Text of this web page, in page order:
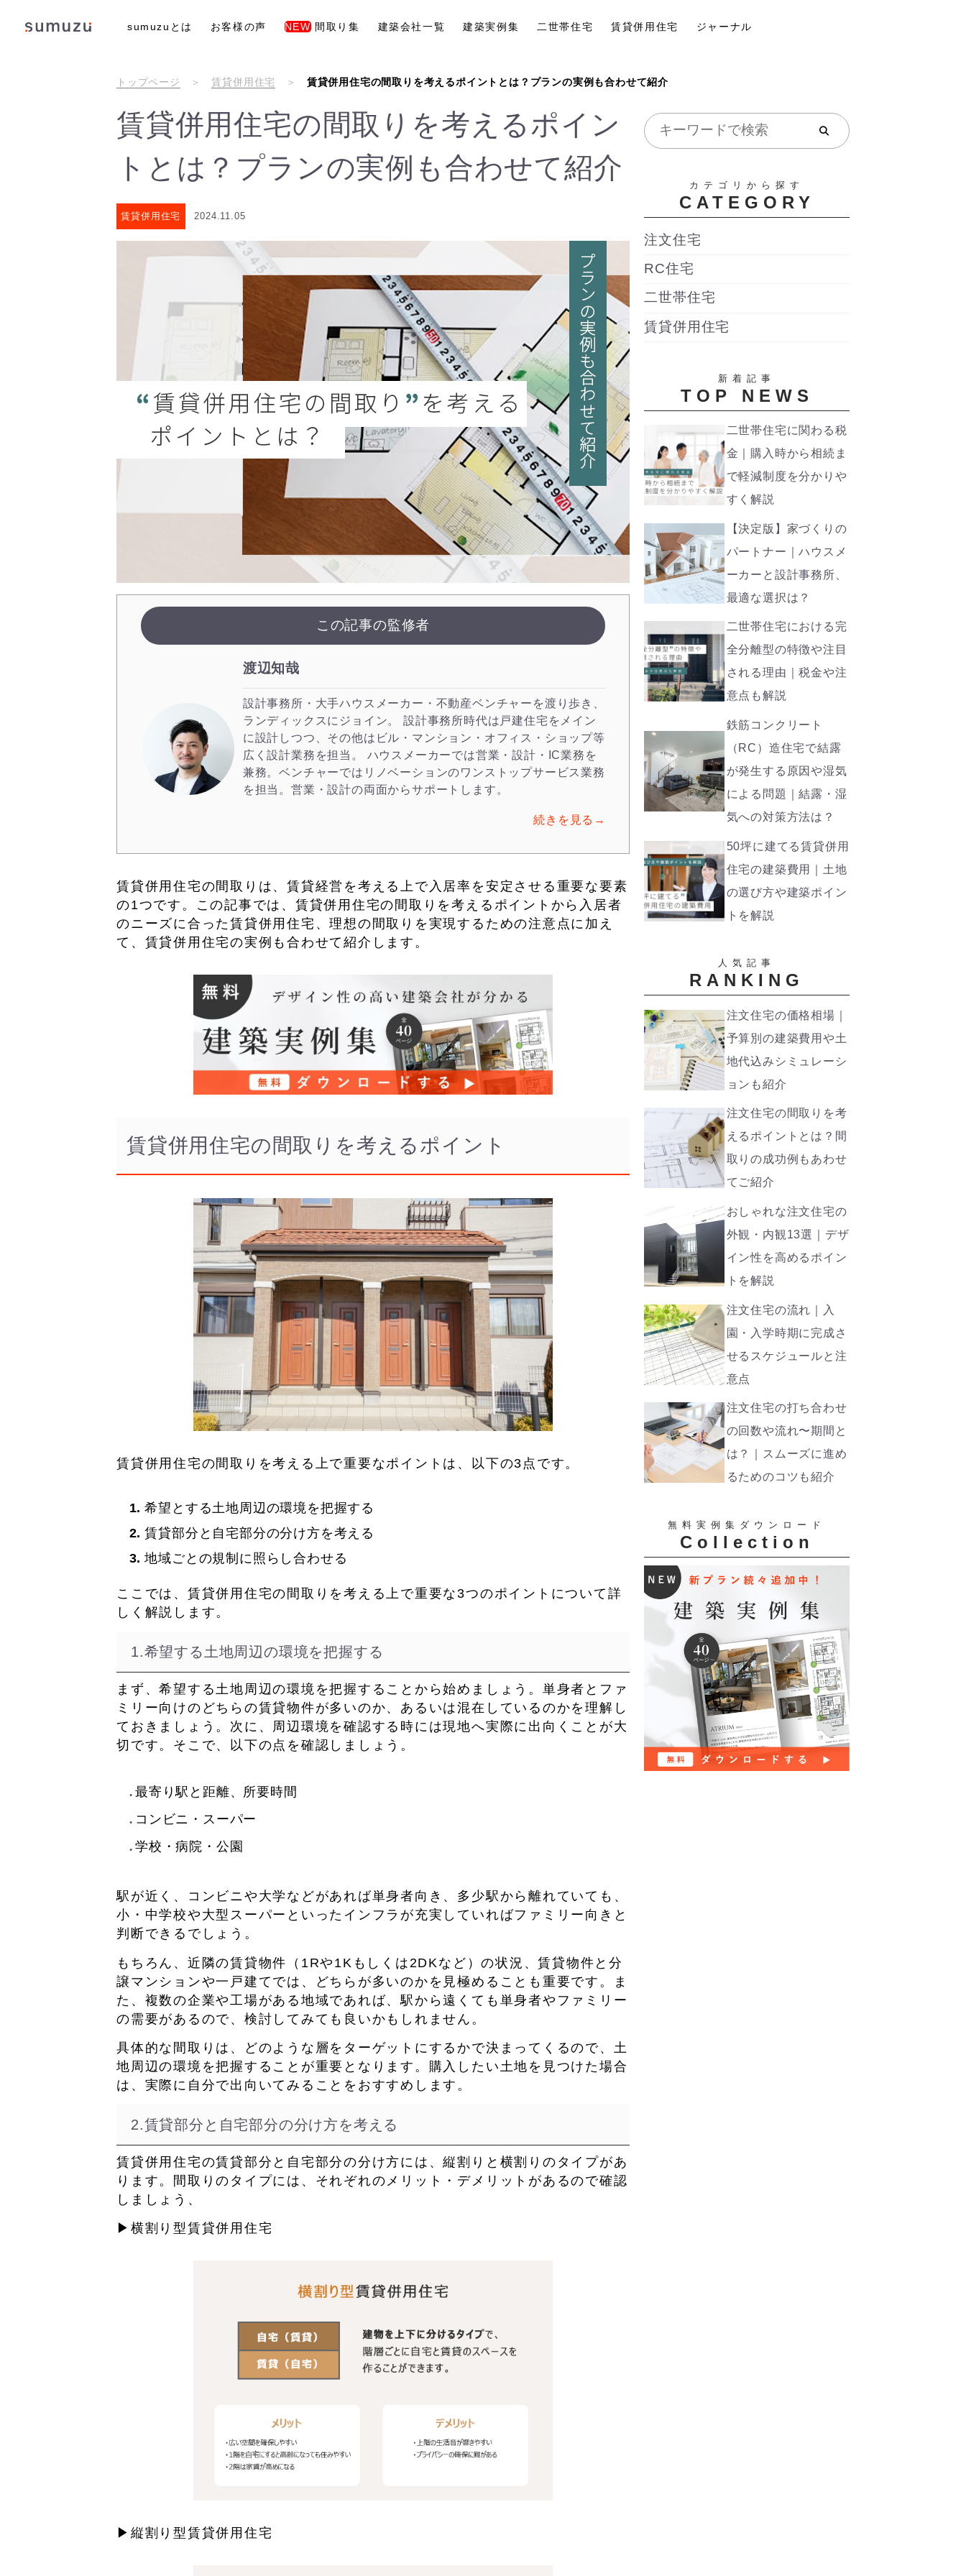
sumuzuとは お客様の声 NEW間取り集 建築会社一覧 建築実例集 二世帯住宅 賃貸併用住宅 ジャーナル
トップページ 賃貸併用住宅 賃貸併用住宅の間取りを考えるポイントとは？プランの実例も合わせて紹介
賃貸併用住宅の間取りを考えるポイン
トとは？プランの実例も合わせて紹介
賃貸併用住宅 2024.11.05
この記事の監修者
渡辺知哉
設計事務所・大手ハウスメーカー・不動産ベンチャーを渡り歩き、
ランディックスにジョイン。 設計事務所時代は戸建住宅をメイン
に設計しつつ、その他はビル・マンション・オフィス・ショップ等
広く設計業務を担当。 ハウスメーカーでは営業・設計・IC業務を
兼務。ベンチャーではリノベーションのワンストップサービス業務
を担当。営業・設計の両面からサポートします。
続きを見る→
賃貸併用住宅の間取りは、賃貸経営を考える上で入居率を安定させる重要な要素
の1つです。この記事では、賃貸併用住宅の間取りを考えるポイントから入居者
のニーズに合った賃貸併用住宅、理想の間取りを実現するための注意点に加え
て、賃貸併用住宅の実例も合わせて紹介します。
賃貸併用住宅の間取りを考えるポイント
賃貸併用住宅の間取りを考える上で重要なポイントは、以下の3点です。
希望とする土地周辺の環境を把握する
賃貸部分と自宅部分の分け方を考える
地域ごとの規制に照らし合わせる
ここでは、賃貸併用住宅の間取りを考える上で重要な3つのポイントについて詳
しく解説します。
1.希望する土地周辺の環境を把握する
まず、希望する土地周辺の環境を把握することから始めましょう。 単身者とファ
ミリー向けのどちらの賃貸物件が多いのか、あるいは混在しているのかを理解し
ておきましょう。次に、周辺環境を確認する時には現地へ実際に出向く ことが大
切です。そこで、以下の点を確認しましょう。
最寄り駅と距離、所要時間
コンビニ・スーパー
学校・病院・公園
駅が近く、コンビニや大学などがあれば単身者向き、多少駅から離れていても、
小・中学校や大型スーパーといったインフラが充実していればファミリー向きと
判断できるでしょう。
もちろん、 近隣の賃貸物件（1Rや1Kもしくは2DKなど）の状況 、賃貸物件と分
譲マンションや一戸建てでは、どちらが多いのかを見極めることも重要です。ま
た、複数の企業や工場がある地域であれば、駅から遠くても単身者やファミリー
の需要があるので、検討してみても良いかもしれません。
具体的な間取りは、どのような層をターゲットにするかで決まってくるので、土
地周辺の環境を把握することが重要となります。購入したい土地を見つけた場合
は、実際に自分で出向いてみることをおすすめします。
2.賃貸部分と自宅部分の分け方を考える
賃貸併用住宅の賃貸部分と自宅部分の分け方には、縦割りと横割りのタイプがあ
ります。間取りのタイプには、それぞれのメリット・デメリットがあるので確認
しましょう、
▶横割り型賃貸併用住宅
▶縦割り型賃貸併用住宅
カテゴリから探す
CATEGORY
注文住宅
RC住宅
二世帯住宅
賃貸併用住宅
新着記事
TOP NEWS
二世帯住宅に関わる税
金｜購入時から相続ま
で軽減制度を分かりや
すく解説
【決定版】家づくりの
パートナー｜ハウスメ
ーカーと設計事務所、
最適な選択は？
二世帯住宅における完
全分離型の特徴や注目
される理由｜税金や注
意点も解説
鉄筋コンクリート
（RC）造住宅で結露
が発生する原因や湿気
による問題｜結露・湿
気への対策方法は？
50坪に建てる賃貸併用
住宅の建築費用｜土地
の選び方や建築ポイン
トを解説
人気記事
RANKING
注文住宅の価格相場｜
予算別の建築費用や土
地代込みシミュレーシ
ョンも紹介
注文住宅の間取りを考
えるポイントとは？間
取りの成功例もあわせ
てご紹介
おしゃれな注文住宅の
外観・内観13選｜デザ
イン性を高めるポイン
トを解説
注文住宅の流れ｜入
園・入学時期に完成さ
せるスケジュールと注
意点
注文住宅の打ち合わせ
の回数や流れ〜期間と
は？｜スムーズに進め
るためのコツも紹介
無料実例集ダウンロード
Collection